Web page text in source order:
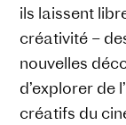
ils laissent
créativité –
nouvelles
d’explorer de
créatifs du